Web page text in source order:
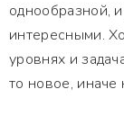
однообразной,
интересными.
уровнях и
то новое, иначе